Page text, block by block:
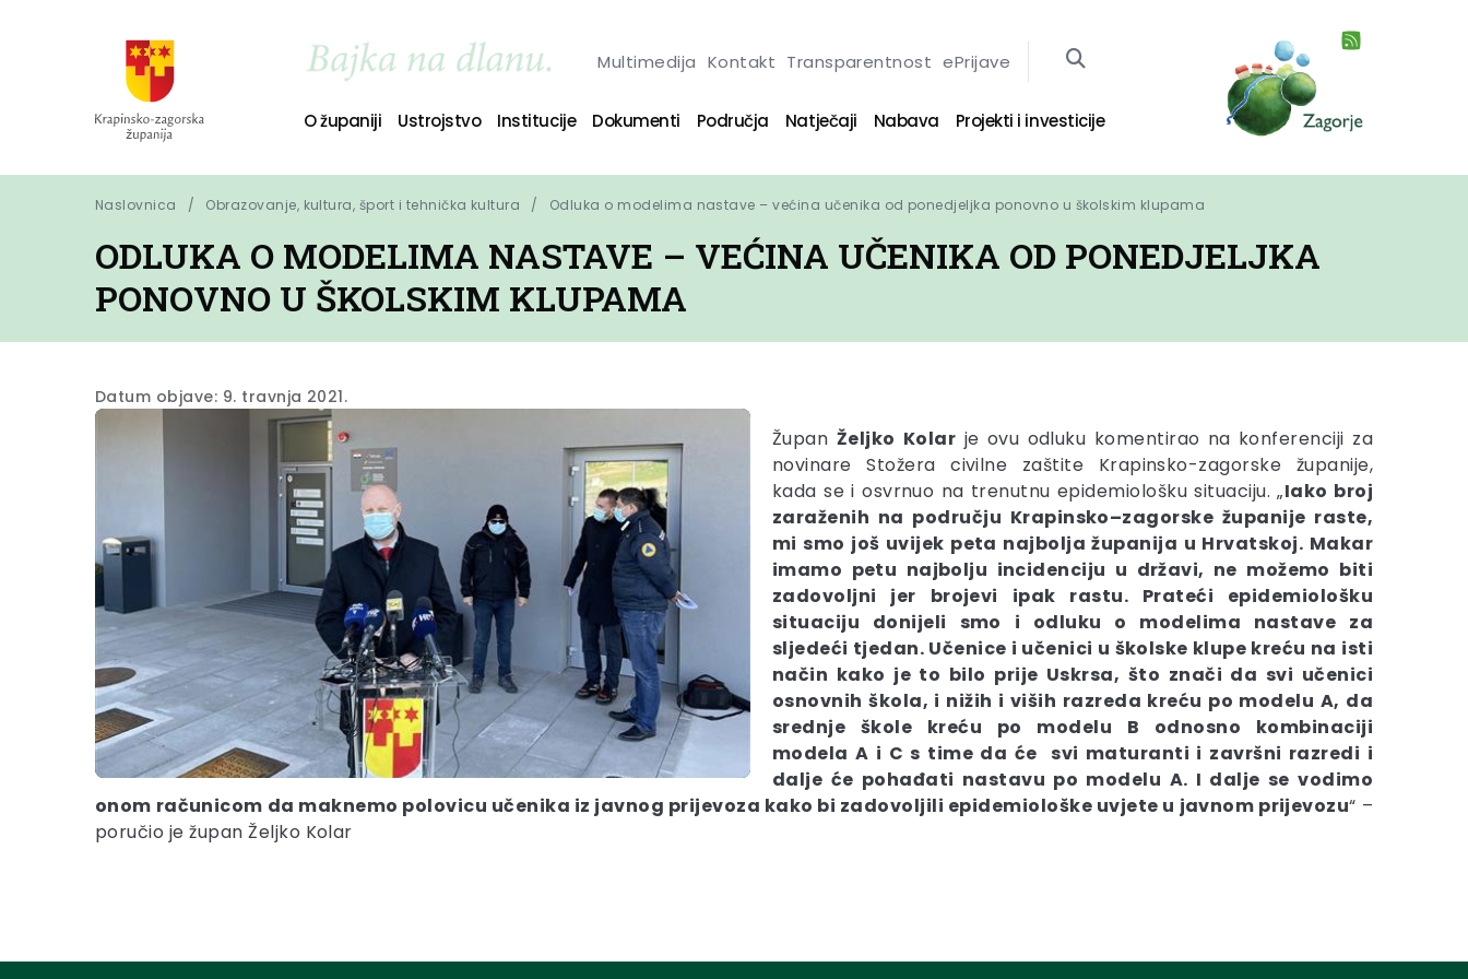
Multimedija Kontakt Transparentnost ePrijave
O županiji Ustrojstvo Institucije Dokumenti Područja Natječaji Nabava Projekti i investicije
Naslovnica Obrazovanje, kultura, šport i tehnička kultura Odluka o modelima nastave – većina učenika od ponedjeljka ponovno u školskim klupama
ODLUKA O MODELIMA NASTAVE – VEĆINA UČENIKA OD PONEDJELJKA
PONOVNO U ŠKOLSKIM KLUPAMA
Datum objave: 9. travnja 2021.
Župan Željko Kolar je ovu odluku komentirao na konferenciji za
novinare Stožera civilne zaštite Krapinsko-zagorske županije,
kada se i osvrnuo na trenutnu epidemiološku situaciju. „Iako broj
zaraženih na području Krapinsko–zagorske županije raste,
mi smo još uvijek peta najbolja županija u Hrvatskoj. Makar
imamo petu najbolju incidenciju u državi, ne možemo biti
zadovoljni jer brojevi ipak rastu. Prateći epidemiološku
situaciju donijeli smo i odluku o modelima nastave za
sljedeći tjedan. Učenice i učenici u školske klupe kreću na isti
način kako je to bilo prije Uskrsa, što znači da svi učenici
osnovnih škola, i nižih i viših razreda kreću po modelu A, da
srednje škole kreću po modelu B odnosno kombinaciji
modela A i C s time da će svi maturanti i završni razredi i
dalje će pohađati nastavu po modelu A. I dalje se vodimo
onom računicom da maknemo polovicu učenika iz javnog prijevoza kako bi zadovoljili epidemiološke uvjete u javnom prijevozu“ –
poručio je župan Željko Kolar